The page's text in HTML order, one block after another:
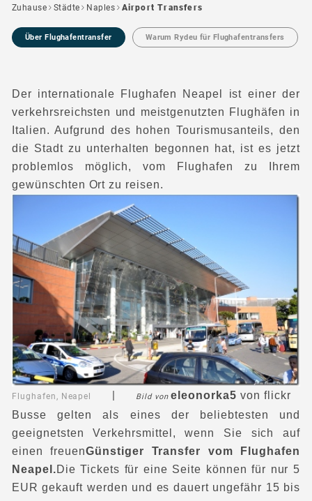
Zuhause Städte Naples Airport Transfers
Über Flughafentransfer Warum Rydeu für Flughafentransfers
Der internationale Flughafen Neapel ist einer der
verkehrsreichsten und meistgenutzten Flughäfen in
Italien. Aufgrund des hohen Tourismusanteils, den
die Stadt zu unterhalten begonnen hat, ist es jetzt
problemlos möglich, vom Flughafen zu Ihrem
gewünschten Ort zu reisen.
Flughafen, Neapel | Bild von eleonorka5 von flickr
Busse gelten als eines der beliebtesten und
geeignetsten Verkehrsmittel, wenn Sie sich auf
einen freuenGünstiger Transfer vom Flughafen
Neapel.Die Tickets für eine Seite können für nur 5
EUR gekauft werden und es dauert ungefähr 15 bis